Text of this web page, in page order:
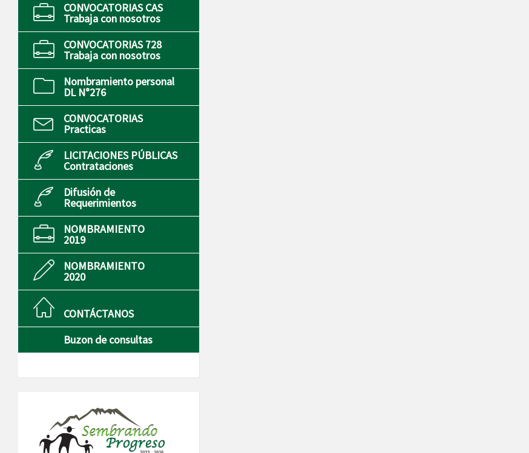
CONVOCATORIAS CAS
Trabaja con nosotros
CONVOCATORIAS 728
Trabaja con nosotros
Nombramiento personal
DL N°276
CONVOCATORIAS
Practicas
LICITACIONES PÚBLICAS
Contrataciones
Difusión de
Requerimientos
NOMBRAMIENTO
2019
NOMBRAMIENTO
2020
CONTÁCTANOS
Buzon de consultas